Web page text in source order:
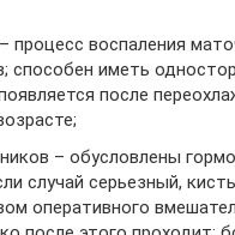
процесс воспаления
способен иметь
после
– обусловлены
случай серьезный,
оперативного